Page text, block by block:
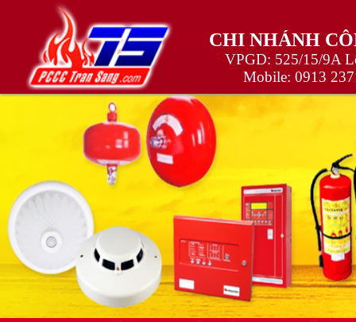
CHI NHÁNH
VPGD: 525/15/9A
Mobile: 0913